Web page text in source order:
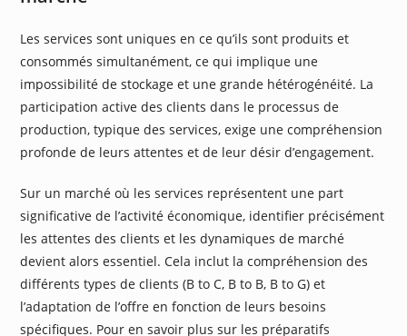
Les services sont uniques en ce qu’ils sont produits et
consommés simultanément, ce qui implique une
impossibilité de stockage et une grande hétérogénéité. La
participation active des clients dans le processus de
production, typique des services, exige une compréhension
profonde de leurs attentes et de leur désir d’engagement.
Sur un marché où les services représentent une part
significative de l’activité économique, identifier précisément
les attentes des clients et les dynamiques de marché
devient alors essentiel. Cela inclut la compréhension des
différents types de clients (B to C, B to B, B to G) et
l’adaptation de l’offre en fonction de leurs besoins
spécifiques. Pour en savoir plus sur les préparatifs